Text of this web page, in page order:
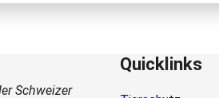
Schweizer
Quicklinks